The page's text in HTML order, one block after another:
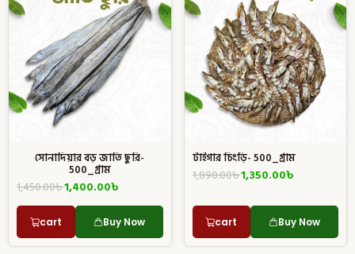
সোনাদিয়ার বড় জাতি ছুরি-
500_গ্রাম
1,450.00৳1,400.00৳
cart Buy Now
টাইগার চিংড়ি- 500_গ্রাম
1,890.00৳1,350.00৳
cart Buy Now